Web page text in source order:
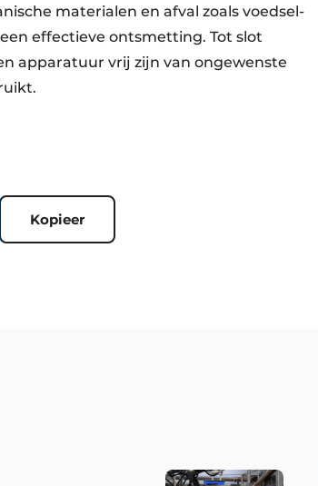
materialen en afval zoals voedsel-
effectieve ontsmetting. Tot slot
apparatuur vrij zijn van ongewenste
Kopieer